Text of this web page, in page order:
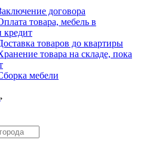
договора
товара, мебель в
кредит
товаров до квартиры
товара на складе, пока
мебели